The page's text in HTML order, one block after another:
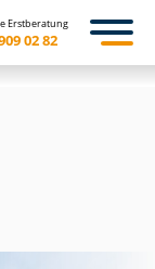
Erstberatung
02 82